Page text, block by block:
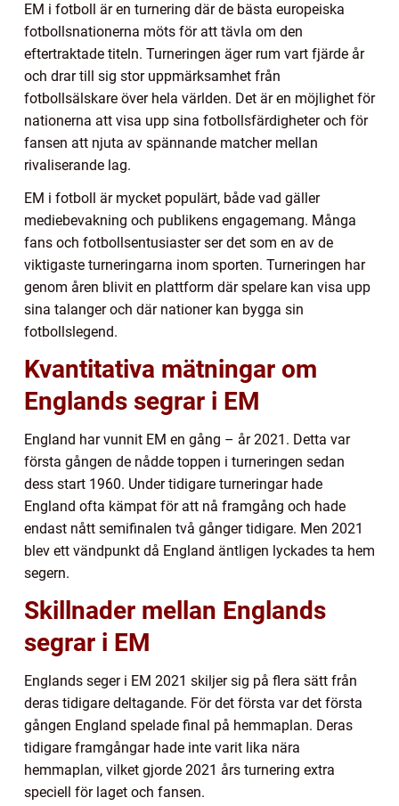
EM i fotboll är en turnering där de bästa europeiska
fotbollsnationerna möts för att tävla om den
eftertraktade titeln. Turneringen äger rum vart fjärde år
och drar till sig stor uppmärksamhet från
fotbollsälskare över hela världen. Det är en möjlighet för
nationerna att visa upp sina fotbollsfärdigheter och för
fansen att njuta av spännande matcher mellan
rivaliserande lag.
EM i fotboll är mycket populärt, både vad gäller
mediebevakning och publikens engagemang. Många
fans och fotbollsentusiaster ser det som en av de
viktigaste turneringarna inom sporten. Turneringen har
genom åren blivit en plattform där spelare kan visa upp
sina talanger och där nationer kan bygga sin
fotbollslegend.
Kvantitativa mätningar om
Englands segrar i EM
England har vunnit EM en gång – år 2021. Detta var
första gången de nådde toppen i turneringen sedan
dess start 1960. Under tidigare turneringar hade
England ofta kämpat för att nå framgång och hade
endast nått semifinalen två gånger tidigare. Men 2021
blev ett vändpunkt då England äntligen lyckades ta hem
segern.
Skillnader mellan Englands
segrar i EM
Englands seger i EM 2021 skiljer sig på flera sätt från
deras tidigare deltagande. För det första var det första
gången England spelade final på hemmaplan. Deras
tidigare framgångar hade inte varit lika nära
hemmaplan, vilket gjorde 2021 års turnering extra
speciell för laget och fansen.